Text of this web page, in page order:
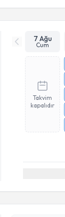
7 Ağu
Cum
Takvim
kapalıdır
Randevu